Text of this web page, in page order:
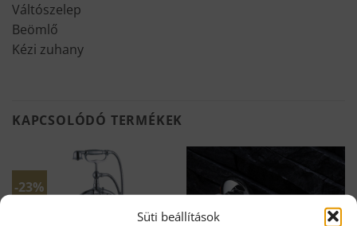
Süti beállítások
Váltószelep
Beömlő
Kézi zuhany
KAPCSOLÓDÓ TERMÉKEK
-23%